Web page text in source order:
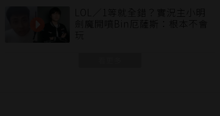
LOL／1等就全錯？實況主小明
劍魔開噴Bin厄薩斯：根本不會
玩